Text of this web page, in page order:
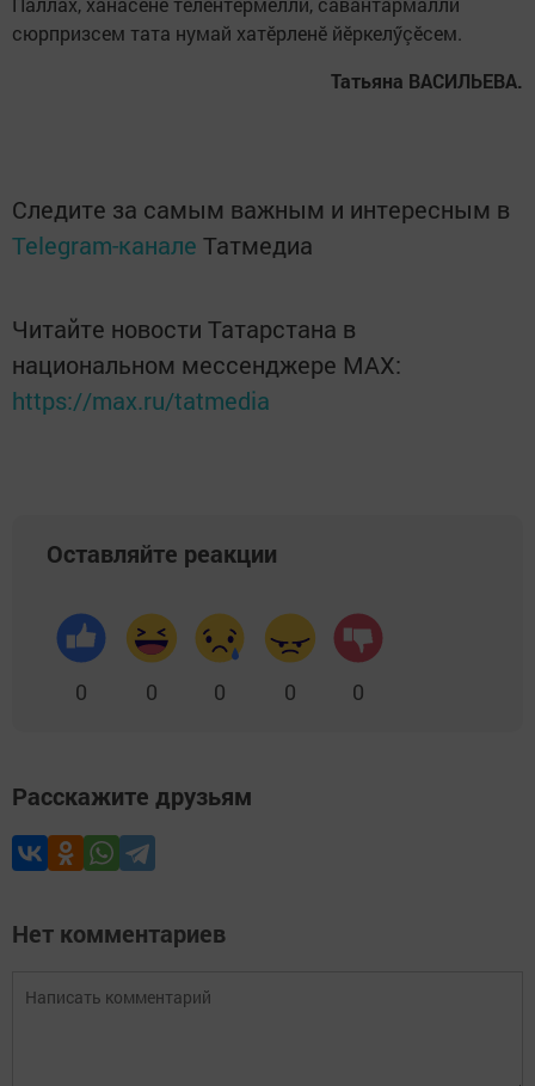
сюрпризсем тата нумай хатӗрленӗ йӗркелӳçӗсем.
Татьяна ВАСИЛЬЕВА.
Следите за самым важным и интересным в
Telegram-канале Татмедиа
Читайте новости Татарстана в
национальном мессенджере MАХ:
https://max.ru/tatmedia
Оставляйте реакции
0 0 0 0 0
Расскажите друзьям
Нет комментариев